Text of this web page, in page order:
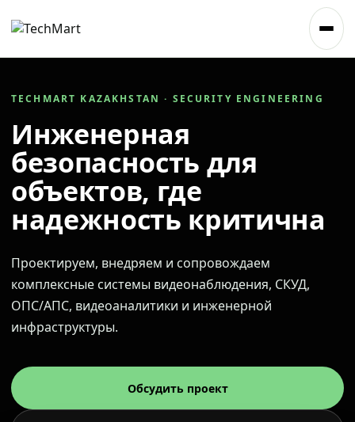
TECHMART KAZAKHSTAN · SECURITY ENGINEERING
Инженерная
безопасность для
объектов, где
надежность критична
Проектируем, внедряем и сопровождаем
комплексные системы видеонаблюдения, СКУД,
ОПС/АПС, видеоаналитики и инженерной
инфраструктуры.
Обсудить проект